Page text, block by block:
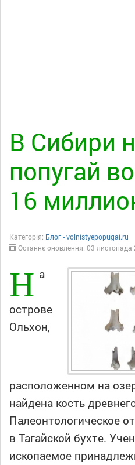
В Сибири
попугай
16
Категорія: Блог - volnistyepopugai.ru
Останнє оновлення: 03 листопада
Н а
острове
Ольхон,
расположенном на
найдена кость
Палеонтологическое
в Тагайской бухте.
ископаемое